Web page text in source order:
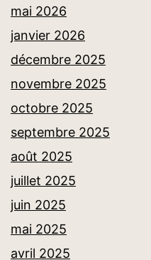
mai 2026
janvier 2026
décembre 2025
novembre 2025
octobre 2025
septembre 2025
août 2025
juillet 2025
juin 2025
mai 2025
avril 2025